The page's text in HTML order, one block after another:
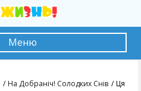
Меню
На Добраніч! Солодких Снів
Ця